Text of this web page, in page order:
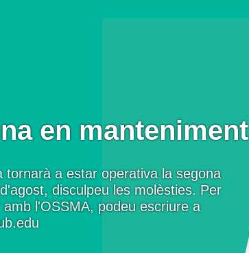
en manteniment
tornarà a estar operativa la segona
disculpeu les molèsties. Per
l'OSSMA, podeu escriure a